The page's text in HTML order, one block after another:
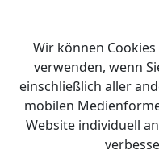
Wir können
verwenden, wenn
einschließlich aller
mobilen
Website individuell